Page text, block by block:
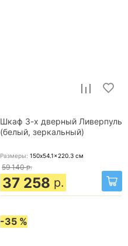
Шкаф 3-х дверный Ливерпуль
(белый, зеркальный)
Размеры: 150x54.1x220.3 см
59 140 р.
37 258 р.
-35 %